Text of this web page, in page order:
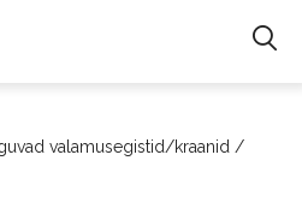
valamusegistid/kraanid